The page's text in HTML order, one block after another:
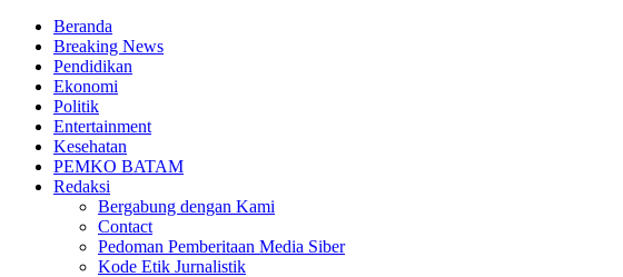
Beranda
Breaking News
Pendidikan
Ekonomi
Politik
Entertainment
Kesehatan
PEMKO BATAM
Redaksi
Bergabung dengan Kami
Contact
Pedoman Pemberitaan Media Siber
Kode Etik Jurnalistik